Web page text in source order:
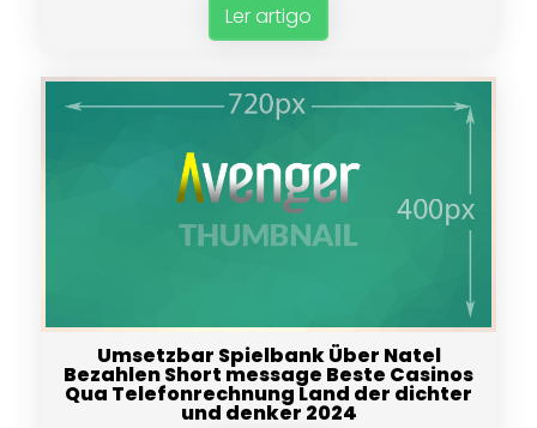
Ler artigo
Umsetzbar Spielbank Über Natel
Bezahlen Short message Beste Casinos
Qua Telefonrechnung Land der dichter
und denker 2024